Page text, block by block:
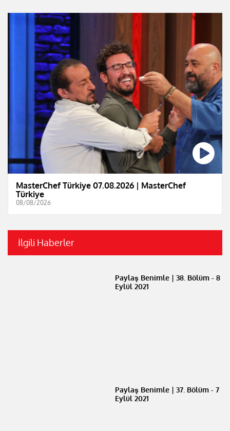
MasterChef Türkiye 07.08.2026 | MasterChef
Türkiye
08/08/2026
İlgili Haberler
Paylaş Benimle | 38. Bölüm - 8
Eylül 2021
Paylaş Benimle | 37. Bölüm - 7
Eylül 2021